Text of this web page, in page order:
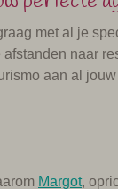
met al je
afstanden naar
aan al
Margot,